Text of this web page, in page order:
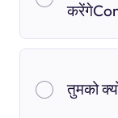
तुमको